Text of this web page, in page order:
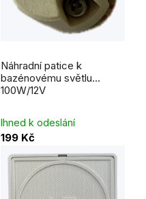
Náhradní patice k
bazénovému světlu
100W/12V
hodnocení
produktu
je
5,0
z
Ihned k odeslání
199 Kč